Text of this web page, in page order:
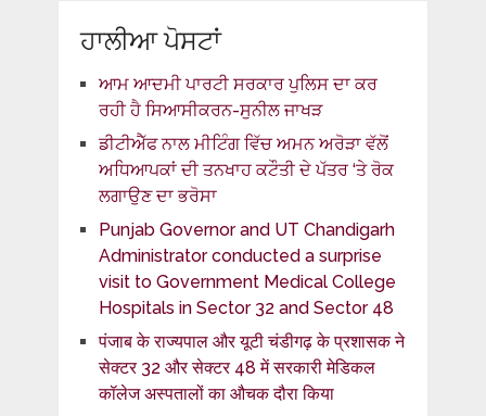
ਹਾਲੀਆ ਪੋਸਟਾਂ
ਆਮ ਆਦਮੀ ਪਾਰਟੀ ਸਰਕਾਰ ਪੁਲਿਸ ਦਾ ਕਰ
ਰਹੀ ਹੈ ਸਿਆਸੀਕਰਨ-ਸੁਨੀਲ ਜਾਖੜ
ਡੀਟੀਐੱਫ ਨਾਲ ਮੀਟਿੰਗ ਵਿੱਚ ਅਮਨ ਅਰੋੜਾ ਵੱਲੋਂ
ਅਧਿਆਪਕਾਂ ਦੀ ਤਨਖਾਹ ਕਟੌਤੀ ਦੇ ਪੱਤਰ ‘ਤੇ ਰੋਕ
ਲਗਾਉਣ ਦਾ ਭਰੋਸਾ
Punjab Governor and UT Chandigarh
Administrator conducted a surprise
visit to Government Medical College
Hospitals in Sector 32 and Sector 48
पंजाब के राज्यपाल और यूटी चंडीगढ़ के प्रशासक ने
सेक्टर 32 और सेक्टर 48 में सरकारी मेडिकल
कॉलेज अस्पतालों का औचक दौरा किया